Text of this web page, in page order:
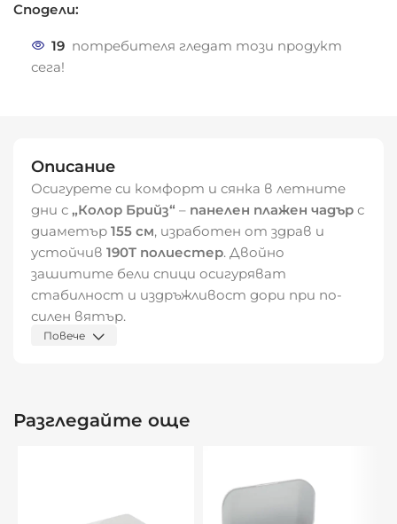
Сподели:
19 потребителя гледат този продукт
сега!
Описание
Осигурете си комфорт и сянка в летните
дни с „Колор Брийз“ – панелен плажен чадър с
диаметър 155 см, изработен от здрав и
устойчив 190T полиестер. Двойно
зашитите бели спици осигуряват
стабилност и издръжливост дори при по-
силен вятър.
пренасяне до плажа или парка.
Повече
Разгледайте още